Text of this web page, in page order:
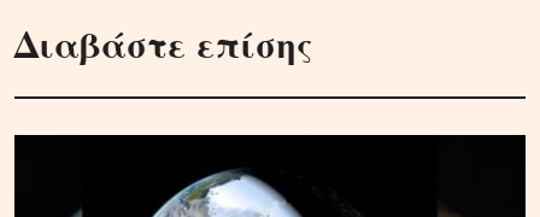
Διαβάστε επίσης